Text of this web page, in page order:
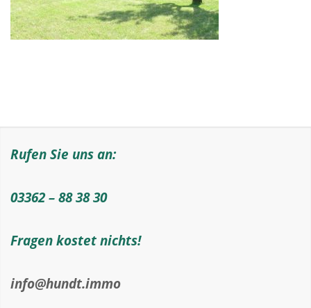
Rufen Sie uns an:
03362 – 88 38 30
Fragen kostet nichts!
info@hundt.immo